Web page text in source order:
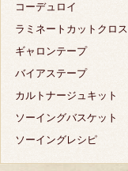
コーデュロイ
ラミネートカットクロス
ギャロンテープ
バイアステープ
カルトナージュキット
ソーイングバスケット
ソーイングレシピ